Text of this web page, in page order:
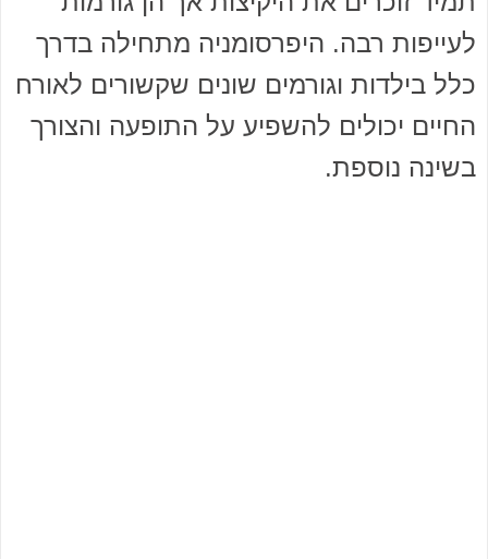
לעייפות רבה. היפרסומניה מתחילה בדרך
כלל בילדות וגורמים שונים שקשורים לאורח
החיים יכולים להשפיע על התופעה והצורך
בשינה נוספת.